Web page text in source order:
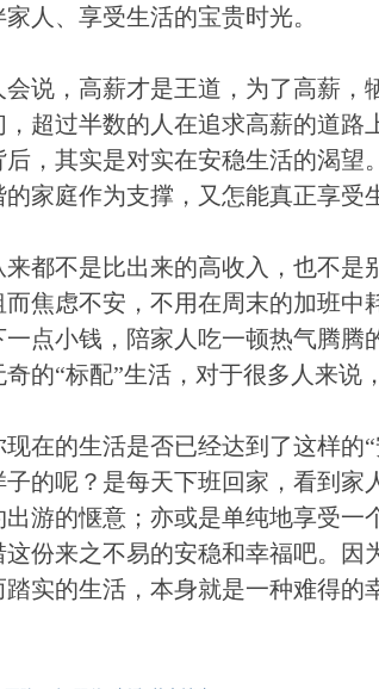
人、享受生活的宝贵时光。
会说，高薪才是王道，为了高薪，
，超过半数的人在追求高薪的道路
后，其实是对实在安稳生活的渴望
家庭作为支撑，又怎能真正享受
来都不是比出来的高收入，也不是
而焦虑不安，不用在周末的加班中
一点小钱，陪家人吃一顿热气腾
的“标配”生活，对于很多人来说
在的生活是否已经达到了这样的
子的呢？是每天下班回家，看到
游的惬意；亦或是单纯地享受一
这份来之不易的安稳和幸福吧。因
实的生活，本身就是一种难得的